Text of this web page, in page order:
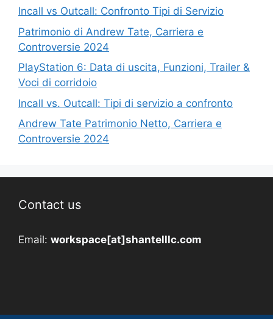
Incall vs Outcall: Confronto Tipi di Servizio
Patrimonio di Andrew Tate, Carriera e
Controversie 2024
PlayStation 6: Data di uscita, Funzioni, Trailer &
Voci di corridoio
Incall vs. Outcall: Tipi di servizio a confronto
Andrew Tate Patrimonio Netto, Carriera e
Controversie 2024
Contact us
Email: workspace[at]shantelllc.com